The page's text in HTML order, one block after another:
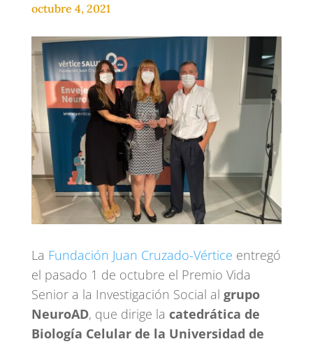
octubre 4, 2021
La Fundación Juan Cruzado-Vértice entregó
el pasado 1 de octubre el Premio Vida
Senior a la Investigación Social al grupo
NeuroAD, que dirige la catedrática de
Biología Celular de la Universidad de